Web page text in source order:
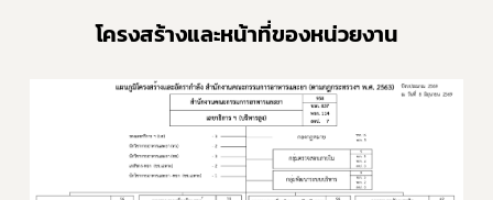
โครงสร้างและหน้าที่ของหน่วยงาน